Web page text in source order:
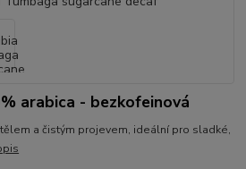
arabica - bezkofeinová
a čistým projevem, ideální pro sladké,